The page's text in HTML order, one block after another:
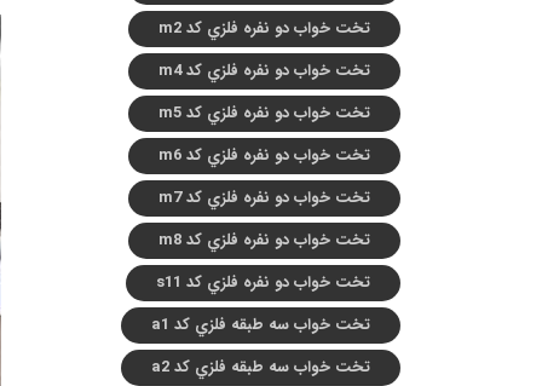
تخت خواب دو نفره فلزي کد m2
تخت خواب دو نفره فلزي کد m4
تخت خواب دو نفره فلزي کد m5
تخت خواب دو نفره فلزي کد m6
تخت خواب دو نفره فلزي کد m7
تخت خواب دو نفره فلزي کد m8
تخت خواب دو نفره فلزي کد s11
تخت خواب سه طبقه فلزي کد a1
تخت خواب سه طبقه فلزي کد a2